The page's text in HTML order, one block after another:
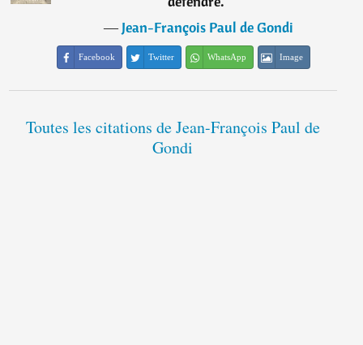
―Jean-François Paul de Gondi
Facebook Twitter WhatsApp Image
Toutes les citations de Jean-François Paul de
Gondi